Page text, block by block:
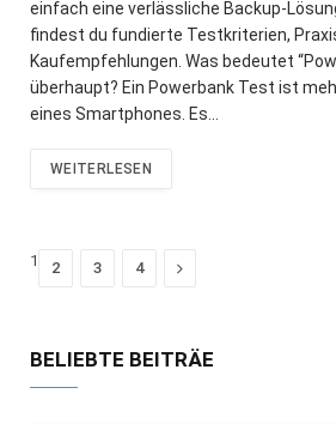
einfach eine verlässliche Backup-
findest du fundierte Testkriterien,
Kaufempfehlungen. Was bedeutet
überhaupt? Ein Powerbank Test ist
eines Smartphones. Es…
WEITERLESEN
1 2 3 4 Next
BELIEBTE BEITRÄE